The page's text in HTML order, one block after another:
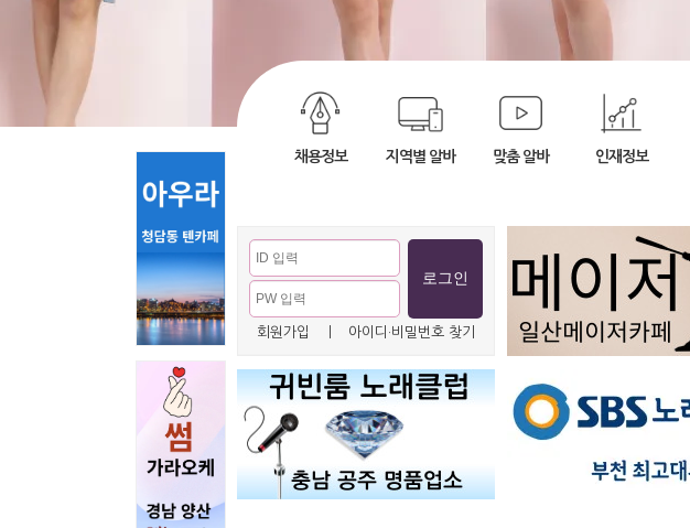
채용정보 지역별 알바 맞춤 알바 인재정보
회원가입 아이디·비밀번호 찾기